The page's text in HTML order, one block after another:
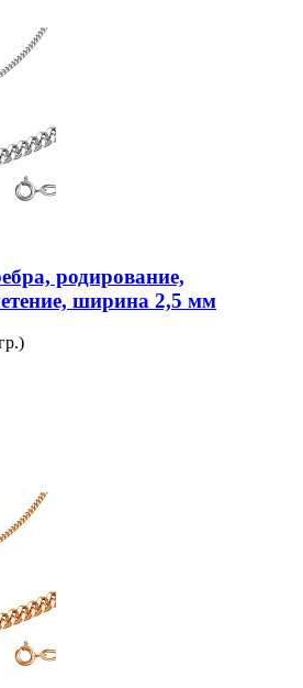
родирование,
ширина 2,5 мм